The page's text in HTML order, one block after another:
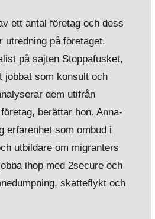
ett antal företag och dess
utredning på företaget.
på sajten Stoppafusket,
jobbat som konsult och
dem utifrån
berättar hon. Anna-
erfarenhet som ombud i
utbildare om migranters
ihop med 2secure och
skatteflykt och